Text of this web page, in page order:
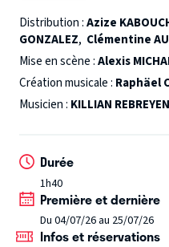
forte affluence, qui
cachets - mais seuls deux
jeune chien fou, et Ange,
n'est là que pour
par une de ses anciennes
Distribution :Azize
GONZALEZ, Clémentine
Mise en scène :Alexis
Création musicale : Raphäel
Musicien : KILLIAN
Durée
1h40
Première et dernière
Du 04/07/26 au 25/07/26
Infos et réservations